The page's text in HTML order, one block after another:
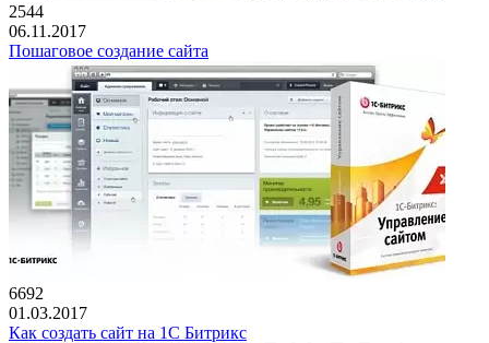
2544
06.11.2017
Пошаговое создание сайта
6692
01.03.2017
Как создать сайт на 1С Битрикс